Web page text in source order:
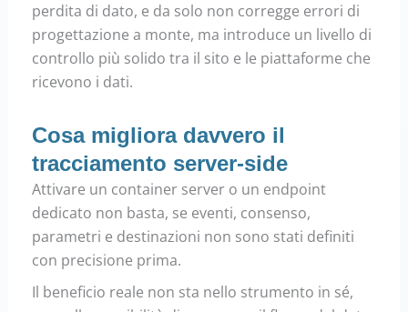
perdita di dato, e da solo non corregge errori di
progettazione a monte, ma introduce un livello di
controllo più solido tra il sito e le piattaforme che
ricevono i dati.
Cosa migliora davvero il
tracciamento server-side
Attivare un container server o un endpoint
dedicato non basta, se eventi, consenso,
parametri e destinazioni non sono stati definiti
con precisione prima.
Il beneficio reale non sta nello strumento in sé,